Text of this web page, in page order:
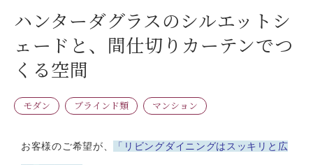
ハンターダグラスのシルエットシ
ェードと、間仕切りカーテンでつ
くる空間
モダン ブラインド類 マンション
お客様のご希望が、 「リビングダイニングはスッキリと広